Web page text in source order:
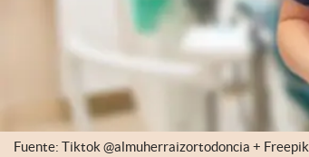
Fuente: Tiktok @almuherraizortodoncia + Freepik